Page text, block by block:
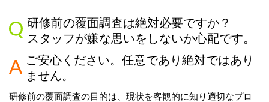
研修前の覆面調査は絶対必要ですか？
スタッフが嫌な思いをしないか心配です。
ご安心ください。任意であり絶対ではあり
ません。
研修前の覆面調査の目的は、現状を客観的に知り適切なプロ